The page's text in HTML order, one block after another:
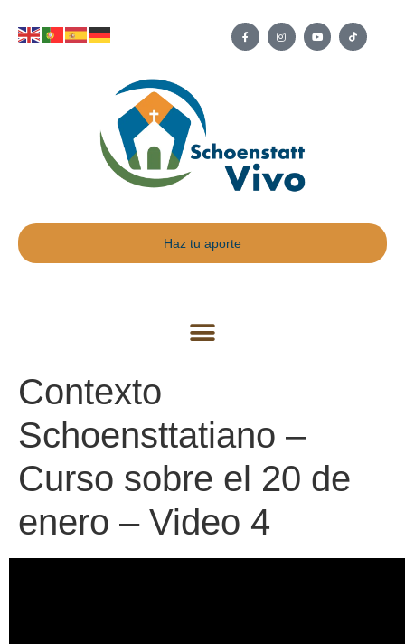
Haz tu aporte
Contexto
Schoensttatiano –
Curso sobre el 20 de
enero – Video 4